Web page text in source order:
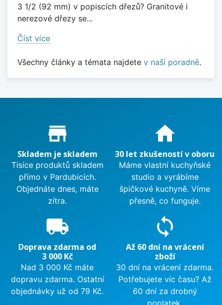
3 1/2 (92 mm) v popiscích dřezů? Granitové i
nerezové dřezy se...
Číst více
Všechny články a témata najdete v naší poradně.
Proč nakupovat u nás?
store_mall_directory
Skladem je skladem
Tisíce produktů skladem
přímo v Pardubicích.
Objednáte dnes, máte
zítra.
home
30 let zkušeností v oboru
Máme vlastní kuchyňské
studio a vyrábíme
špičkové kuchyně. Víme
přesně, co funguje.
local_shipping
Doprava zdarma od
3 000 Kč
Nad 3 000 Kč máte
dopravu zdarma. Ostatní
objednávky už od 79 Kč.
sync
Až 60 dní na vrácení
zboží
30 dní na vrácení zdarma.
Potřebujete víc času? Až
60 dní za drobný
poplatek.